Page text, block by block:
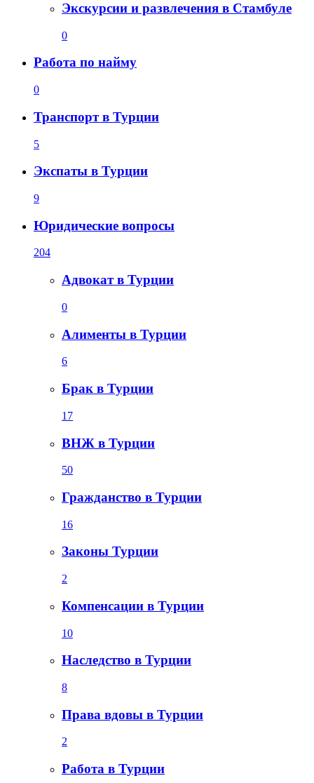
Экскурсии и развлечения в Стамбуле
0
Работа по найму
0
Транспорт в Турции
5
Экспаты в Турции
9
Юридические вопросы
204
Адвокат в Турции
0
Алименты в Турции
6
Брак в Турции
17
ВНЖ в Турции
50
Гражданство в Турции
16
Законы Турции
2
Компенсации в Турции
10
Наследство в Турции
8
Права вдовы в Турции
2
Работа в Турции